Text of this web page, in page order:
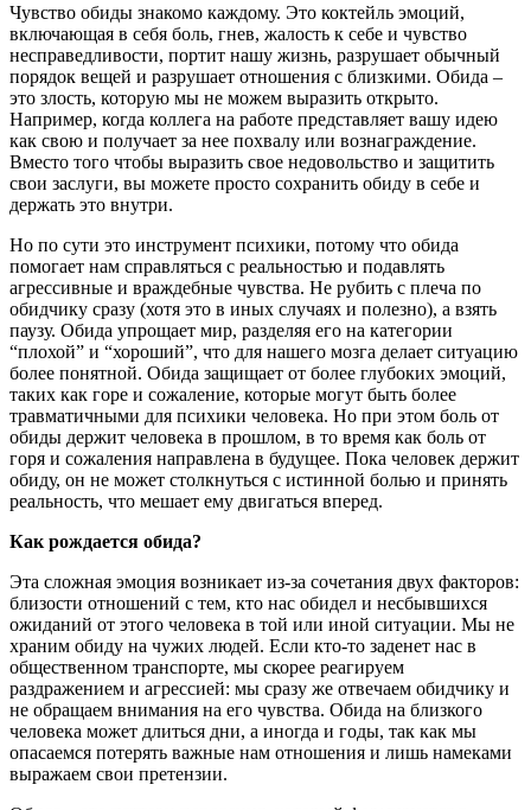
Чувство обиды знакомо каждому. Это коктейль эмоций,
включающая в себя боль, гнев, жалость к себе и чувство
несправедливости, портит нашу жизнь, разрушает обычный
порядок вещей и разрушает отношения с близкими. Обида –
это злость, которую мы не можем выразить открыто.
Например, когда коллега на работе представляет вашу идею
как свою и получает за нее похвалу или вознаграждение.
Вместо того чтобы выразить свое недовольство и защитить
свои заслуги, вы можете просто сохранить обиду в себе и
держать это внутри.
Но по сути это инструмент психики, потому что обида
помогает нам справляться с реальностью и подавлять
агрессивные и враждебные чувства. Не рубить с плеча по
обидчику сразу (хотя это в иных случаях и полезно), а взять
паузу. Обида упрощает мир, разделяя его на категории
“плохой” и “хороший”, что для нашего мозга делает ситуацию
более понятной. Обида защищает от более глубоких эмоций,
таких как горе и сожаление, которые могут быть более
травматичными для психики человека. Но при этом боль от
обиды держит человека в прошлом, в то время как боль от
горя и сожаления направлена в будущее. Пока человек держит
обиду, он не может столкнуться с истинной болью и принять
реальность, что мешает ему двигаться вперед.
Как рождается обида?
Эта сложная эмоция возникает из-за сочетания двух факторов:
близости отношений с тем, кто нас обидел и несбывшихся
ожиданий от этого человека в той или иной ситуации. Мы не
храним обиду на чужих людей. Если кто-то заденет нас в
общественном транспорте, мы скорее реагируем
раздражением и агрессией: мы сразу же отвечаем обидчику и
не обращаем внимания на его чувства. Обида на близкого
человека может длиться дни, а иногда и годы, так как мы
опасаемся потерять важные нам отношения и лишь намеками
выражаем свои претензии.